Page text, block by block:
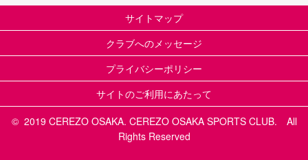
サイトマップ
クラブへのメッセージ
プライバシーポリシー
サイトのご利用にあたって
© 2019 CEREZO OSAKA. CEREZO OSAKA SPORTS CLUB. All
Rights Reserved